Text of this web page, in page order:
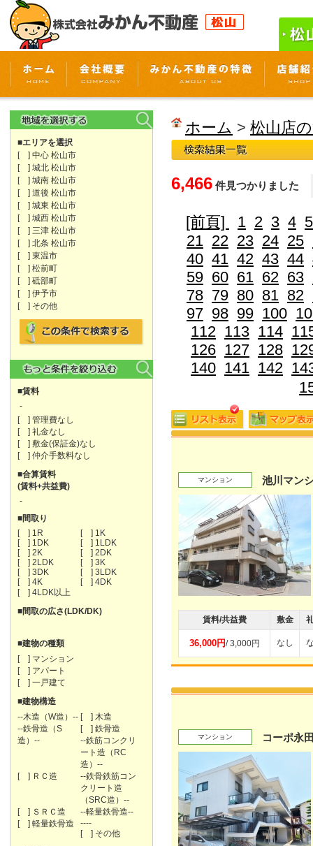
■エリアを選択
[ ] 中心 松山市
[ ] 城北 松山市
[ ] 城南 松山市
[ ] 道後 松山市
[ ] 城東 松山市
[ ] 城西 松山市
[ ] 三津 松山市
[ ] 北条 松山市
[ ] 東温市
[ ] 松前町
[ ] 砥部町
[ ] 伊予市
[ ] その他
■賃料
-
[ ] 管理費なし
[ ] 礼金なし
[ ] 敷金(保証金)なし
[ ] 仲介手数料なし
■合算賃料
(賃料+共益費)
-
■間取り
[ ] 1R
[ ] 1K
[ ] 1DK
[ ] 1LDK
[ ] 2K
[ ] 2DK
[ ] 2LDK
[ ] 3K
[ ] 3DK
[ ] 3LDK
[ ] 4K
[ ] 4DK
[ ] 4LDK以上
■間取の広さ(LDK/DK)
■建物の種類
[ ] マンション
[ ] アパート
[ ] 一戸建て
■建物構造
--木造（W造）-- [ ] 木造
--鉄骨造（S
造）--
[ ] 鉄骨造
--鉄筋コンクリ
ート造（RC
造）--
[ ] ＲＣ造
--鉄骨鉄筋コン
クリート造
（SRC造）--
[ ] ＳＲＣ造
--軽量鉄骨造--
[ ] 軽量鉄骨造
----
[ ] その他
ホーム > 松山店
6,466 件見つかりました
[前頁] 1 2 3 4 5
21 22 23 24 25
40 41 42 43 44
59 60 61 62 63
78 79 80 81 82
97 98 99 100
112 113 114
126 127 128
140 141 142
マンション 池川マン
賃料/共益費 敷金
36,000円/ 3,000円 なし
マンション コーポ永